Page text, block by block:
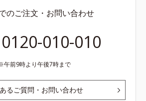
のご注文・お問い合わせ
0120-010-010
午前9時より午後7時まで
るご質問・お問い合わせ